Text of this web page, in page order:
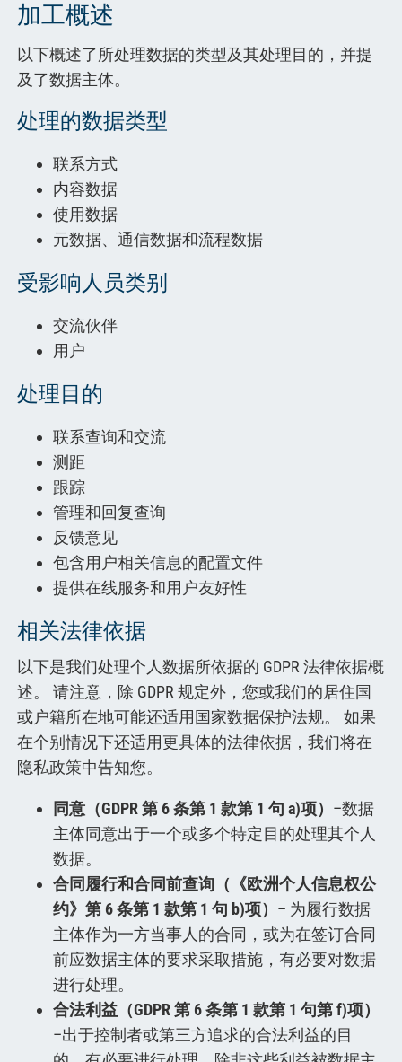
加工概述
以下概述了所处理数据的类型及其处理目的，并提
及了数据主体。
处理的数据类型
联系方式
内容数据
使用数据
元数据、通信数据和流程数据
受影响人员类别
交流伙伴
用户
处理目的
联系查询和交流
测距
跟踪
管理和回复查询
反馈意见
包含用户相关信息的配置文件
提供在线服务和用户友好性
相关法律依据
以下是我们处理个人数据所依据的 GDPR 法律依据概
述。 请注意，除 GDPR 规定外，您或我们的居住国
或户籍所在地可能还适用国家数据保护法规。 如果
在个别情况下还适用更具体的法律依据，我们将在
隐私政策中告知您。
同意（GDPR 第 6 条第 1 款第 1 句 a)项） –数据
主体同意出于一个或多个特定目的处理其个人
数据。
合同履行和合同前查询（《欧洲个人信息权公
约》第 6 条第 1 款第 1 句 b)项） – 为履行数据
主体作为一方当事人的合同，或为在签订合同
前应数据主体的要求采取措施，有必要对数据
进行处理。
合法利益（GDPR 第 6 条第 1 款第 1 句第 f)项）
–出于控制者或第三方追求的合法利益的目